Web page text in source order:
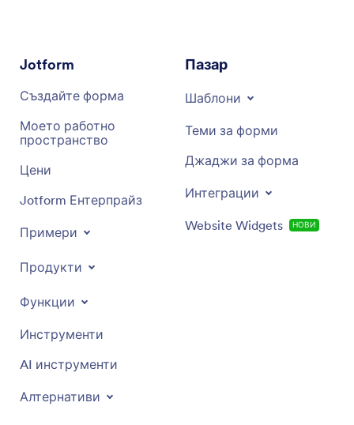
Jotform
Създайте форма
Моето работно
пространство
Цени
Jotform Ентерпрайз
Примери
Продукти
Функции
Инструменти
AI инструменти
Алтернативи
Пазар
Шаблони
Теми за форми
Джаджи за форма
Интеграции
Website Widgets НОВИ